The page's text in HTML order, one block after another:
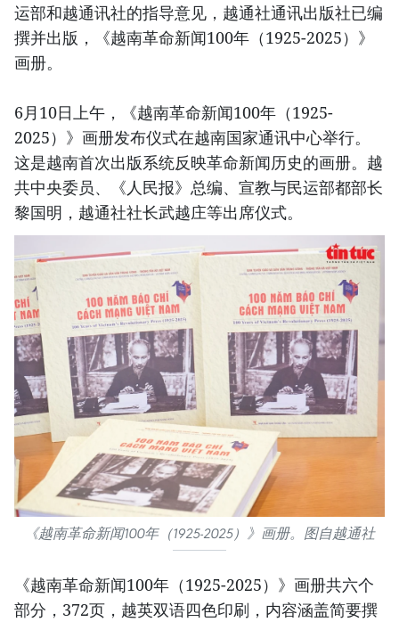
运部和越通讯社的指导意见，越通社通讯出版社已编
撰并出版，《越南革命新闻100年（1925-2025）》
画册。
6月10日上午，《越南革命新闻100年（1925-
2025）》画册发布仪式在越南国家通讯中心举行。
这是越南首次出版系统反映革命新闻历史的画册。越
共中央委员、《人民报》总编、宣教与民运部都部长
黎国明，越通社社长武越庄等出席仪式。
《越南革命新闻100年（1925-2025）》画册。图自越通社
《越南革命新闻100年（1925-2025）》画册共六个
部分，372页，越英双语四色印刷，内容涵盖简要撰